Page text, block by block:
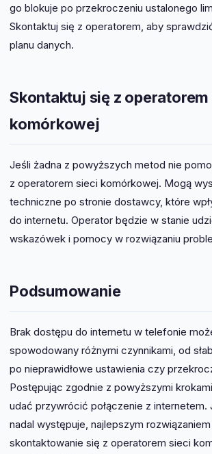
go blokuje po przekroczeniu ustalonego
Skontaktuj się z operatorem, aby
planu danych.
Skontaktuj się z
komórkowej
Jeśli żadna z powyższych metod nie
z operatorem sieci komórkowej. Mogą
techniczne po stronie dostawcy, które
do internetu. Operator będzie w stanie
wskazówek i pomocy w rozwiązaniu
Podsumowanie
Brak dostępu do internetu w telefonie
spowodowany różnymi czynnikami, od
po nieprawidłowe ustawienia czy
Postępując zgodnie z powyższymi
udać przywrócić połączenie z internetem.
nadal występuje, najlepszym
skontaktowanie się z operatorem sieci